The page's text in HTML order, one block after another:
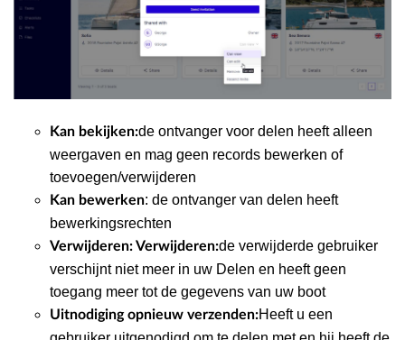
Kan bekijken:de ontvanger voor delen heeft alleen
weergaven en mag geen records bewerken of
toevoegen/verwijderen
Kan bewerken: de ontvanger van delen heeft
bewerkingsrechten
Verwijderen: Verwijderen:de verwijderde gebruiker
verschijnt niet meer in uw Delen en heeft geen
toegang meer tot de gegevens van uw boot
Uitnodiging opnieuw verzenden:Heeft u een